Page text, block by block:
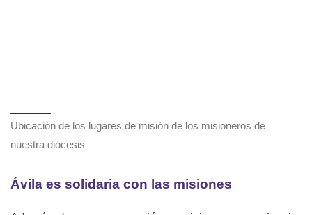
Ubicación de los lugares de misión de los misioneros de
nuestra diócesis
Ávila es solidaria con las misiones